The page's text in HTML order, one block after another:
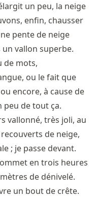
un peu, la neige
enfin, chausser
pente de neige
vallon superbe.
de mots,
ou le fait que
encore, à cause de
peu de tout ça.
vallonné, très joli, au
de neige,
; je passe devant.
en trois heures
de dénivelé.
un bout de crête.